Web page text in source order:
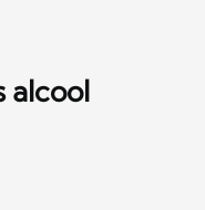
alcool